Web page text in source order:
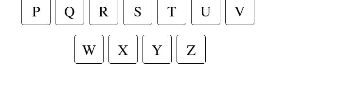
R T
S
P U
V
W
X Y Z
Q